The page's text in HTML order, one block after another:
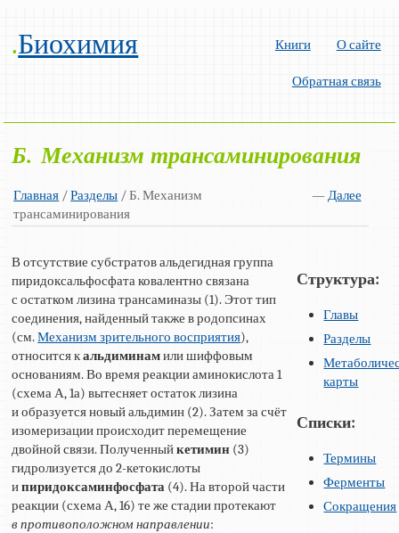
.Биохимия Книги О сайте
Обратная связь
Б. Механизм трансаминирования
Главная / —Далее
Разделы / Б. Механизм
трансаминирования
В отсутствие субстратов альдегидная группа
пиридоксальфосфата ковалентно связана
с остатком лизина трансаминазы (1). Этот тип
соединения, найденный также в родопсинах
(см.Механизм зрительного восприятия),
относится кальдиминамили шиффовым
основаниям. Во время реакции аминокислота 1
(схема А, 1а) вытесняет остаток лизина
и образуется новый альдимин (2). Затем за счёт
изомеризации происходит перемещение
двойной связи. Полученныйкетимин (3)
гидролизуется до 2-кетокислоты
ипиридоксаминфосфата (4). На второй части
реакции (схема А, 16) те же стадии протекают
в противоположном направлении:
Структура:
Главы
Разделы
карты
Списки:
Термины
Ферменты
Сокращения